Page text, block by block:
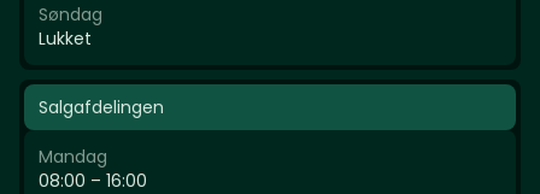
Søndag
Lukket
Salgafdelingen
Mandag
08:00 – 16:00